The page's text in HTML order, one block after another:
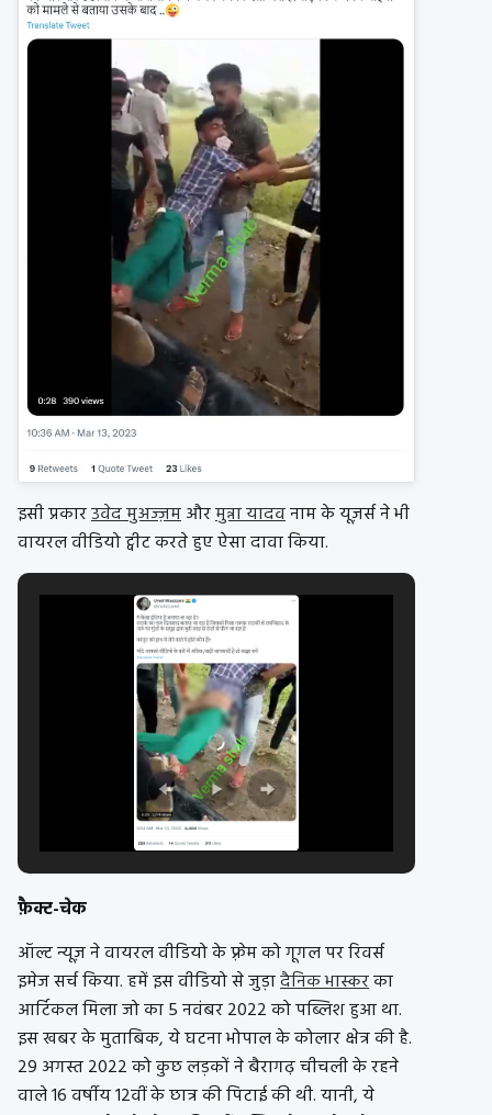
इसी प्रकारउवेद मुअज्ज़मऔरमुन्ना यादवनाम के यूज़र्स ने भी
वायरल वीडियो ट्वीट करते हुए ऐसा दावा किया.
फ़ैक्ट-चेक
ऑल्ट न्यूज़ ने वायरल वीडियो के फ़्रेम को गूगल पर रिवर्स
इमेज सर्च किया. हमें इस वीडियो से जुड़ादैनिक भास्करका
आर्टिकल मिला जो का 5 नवंबर 2022 को पब्लिश हुआ था.
इस खबर के मुताबिक, ये घटना भोपाल के कोलार क्षेत्र की है.
29 अगस्त 2022 को कुछ लड़कों ने बैरागढ़ चीचली के रहने
वाले 16 वर्षीय 12वीं के छात्र की पिटाई की थी. यानी, ये